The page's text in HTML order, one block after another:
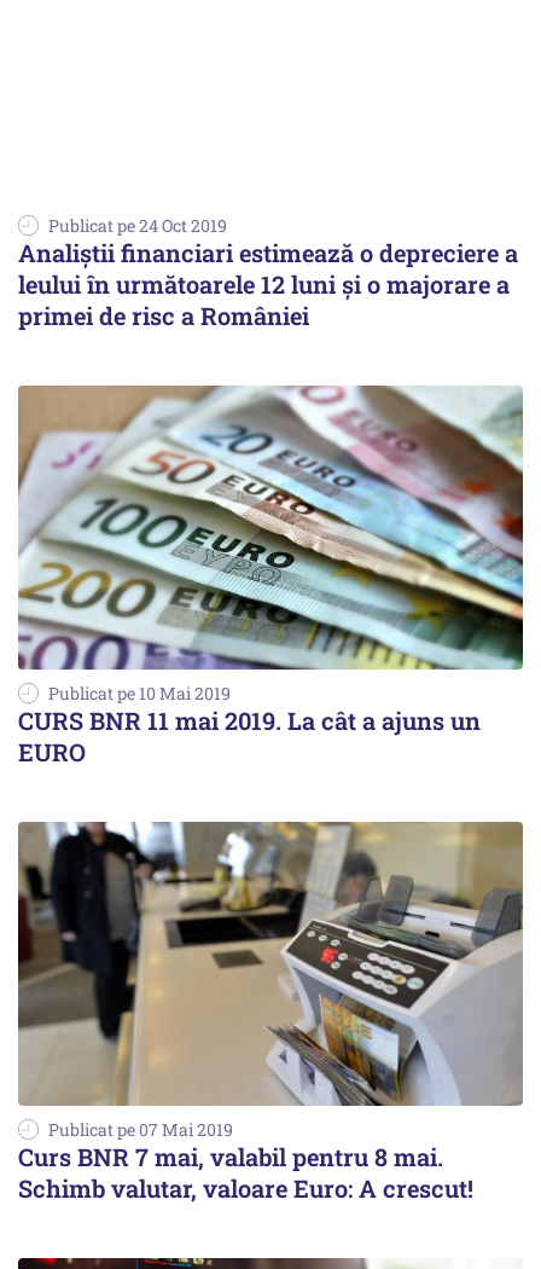
Publicat pe 24 Oct 2019
Analiştii financiari estimează o depreciere a
leului în următoarele 12 luni şi o majorare a
primei de risc a României
Publicat pe 10 Mai 2019
CURS BNR 11 mai 2019. La cât a ajuns un
EURO
Publicat pe 07 Mai 2019
Curs BNR 7 mai, valabil pentru 8 mai.
Schimb valutar, valoare Euro: A crescut!